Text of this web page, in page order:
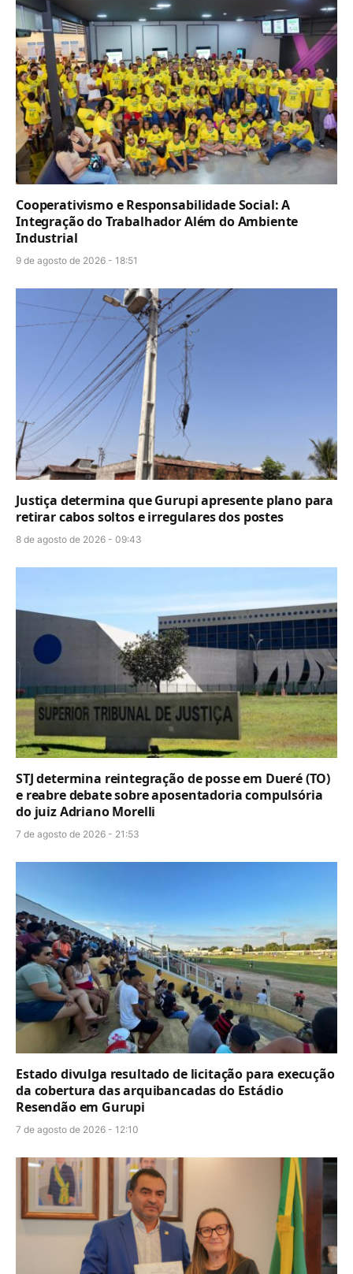
Cooperativismo e Responsabilidade Social: A
Integração do Trabalhador Além do Ambiente
Industrial
9 de agosto de 2026 - 18:51
Justiça determina que Gurupi apresente plano para
retirar cabos soltos e irregulares dos postes
8 de agosto de 2026 - 09:43
STJ determina reintegração de posse em Dueré (TO)
e reabre debate sobre aposentadoria compulsória
do juiz Adriano Morelli
7 de agosto de 2026 - 21:53
Estado divulga resultado de licitação para execução
da cobertura das arquibancadas do Estádio
Resendão em Gurupi
7 de agosto de 2026 - 12:10